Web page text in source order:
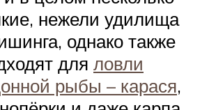
нежели удилища
однако также
для ловли
рыбы – карася,